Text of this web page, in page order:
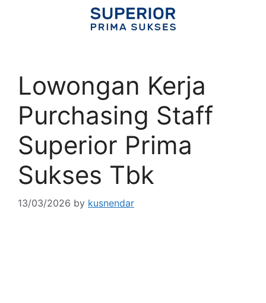
Lowongan Kerja
Purchasing Staff
Superior Prima
Sukses Tbk
13/03/2026 by kusnendar